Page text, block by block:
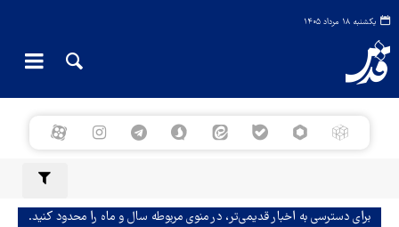
یکشنبه ۱۸ مرداد ۱۴۰۵
برای دسترسی به اخبار قدیمی‌تر، در منوی مربوطه سال و ماه را محدود کنید.